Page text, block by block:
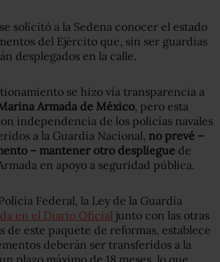
solicitó a la Sedena conocer el estado
del Ejército que, sin ser guardias
desplegados en la calle.
se hizo vía transparencia a
Armada de México , pero esta
independencia de los policías navales
a la Guardia Nacional, no prevé –
– mantener otro despliegue de
en apoyo a seguridad pública.
Federal, la Ley de la Guardia
en el Diario Oficial junto con las otras
de este paquete de reformas, establece
deberán ser transferidos a la
plazo máximo de 18 meses, lo que